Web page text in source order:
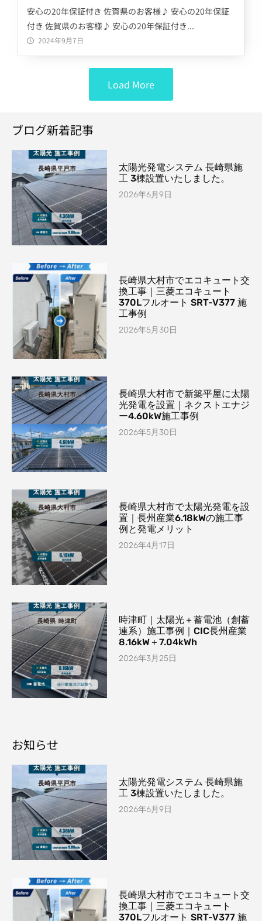
安心の20年保証付き 佐賀県のお客様♪ 安心の20年保証
付き 佐賀県のお客様♪ 安心の20年保証付き...
2024年9月7日
Load More
ブログ新着記事
太陽光発電システム 長崎県施
工 3棟設置いたしました。
2026年6月9日
長崎県大村市でエコキュート交
換工事｜三菱エコキュート
370Lフルオート SRT-V377 施
工事例
2026年5月30日
長崎県大村市で新築平屋に太陽
光発電を設置｜ネクストエナジ
ー4.60kW施工事例
2026年5月30日
長崎県大村市で太陽光発電を設
置｜長州産業6.18kWの施工事
例と発電メリット
2026年4月17日
時津町｜太陽光＋蓄電池（創蓄
連系）施工事例｜CIC長州産業
8.16kW＋7.04kWh
2026年3月25日
お知らせ
太陽光発電システム 長崎県施
工 3棟設置いたしました。
2026年6月9日
長崎県大村市でエコキュート交
換工事｜三菱エコキュート
370Lフルオート SRT-V377 施